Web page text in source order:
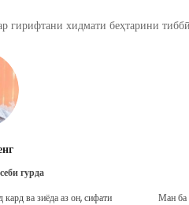
гирифтани хидмати беҳтарини
ки дар сафари ман аз
Ман